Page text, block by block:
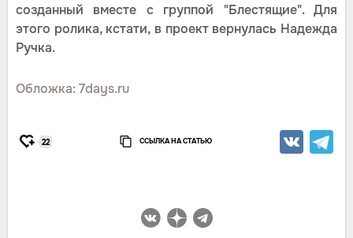
созданный вместе с группой "Блестящие". Для
этого ролика, кстати, в проект вернулась Надежда
Ручка.
Обложка: 7days.ru
22 ССЫЛКА НА СТАТЬЮ